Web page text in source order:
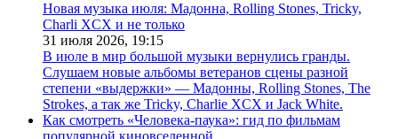
Новая музыка июля: Мадонна, Rolling Stones, Tricky,
Charli XCX и не только
31 июля 2026, 19:15
В июле в мир большой музыки вернулись гранды.
Слушаем новые альбомы ветеранов сцены разной
степени «выдержки» — Мадонны, Rolling Stones, The
Strokes, а так же Tricky, Charlie XCX и Jack White.
Как смотреть «Человека-паука»: гид по фильмам